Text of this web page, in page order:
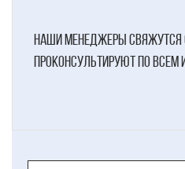
наши менеджеры свяжутся
проконсультируют по